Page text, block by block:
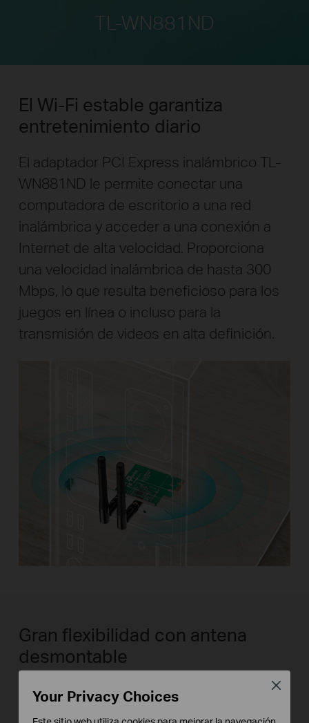
TL-WN881ND
El Wi-Fi estable garantiza
entretenimiento diario
El adaptador PCI Express inalámbrico TL-
WN881ND le permite conectar una
computadora de escritorio a una red
inalámbrica y acceder a una conexión a
Internet de alta velocidad. Proporciona
una velocidad inalámbrica de hasta 300
Mbps, lo que resulta beneficioso para los
juegos en línea o incluso para la
transmisión de videos en alta definición.
Gran flexibilidad con antena
desmontable
El TL-WN881ND tiene dos antenas
Your Privacy Choices
Close